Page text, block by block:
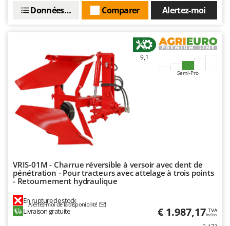
Master
McCulloch
MCH
Michelin
Minox
Mockmill
More than chef
MOSA
MOVA
MTD
Alertez-moi
Comparer
Données techniques
9,1
Semi-Pro
VRIS-01M - Charrue réversible à versoir avec dent de
pénétration - Pour tracteurs avec attelage à trois points
- Retournement hydraulique
En rupture de stock
Alertez-moi de la disponibilité
Livraison gratuite € 1.987,17 TVA
Inclus